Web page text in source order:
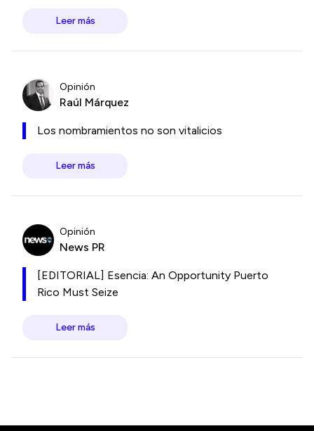
Leer más
Opinión
Raúl Márquez
Los nombramientos no son vitalicios
Leer más
Opinión
News PR
[EDITORIAL] Esencia: An Opportunity Puerto
Rico Must Seize
Leer más